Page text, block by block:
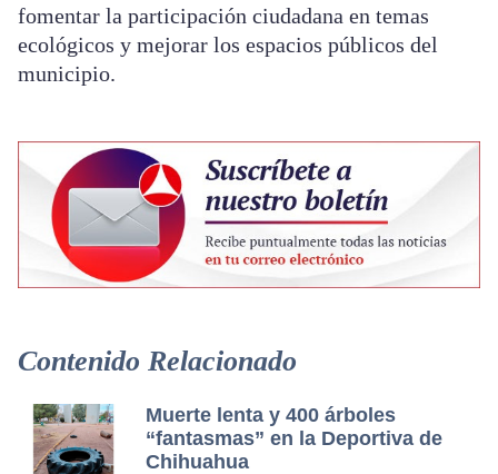
fomentar la participación ciudadana en temas
ecológicos y mejorar los espacios públicos del
municipio.
Contenido Relacionado
Muerte lenta y 400 árboles
“fantasmas” en la Deportiva de
Chihuahua